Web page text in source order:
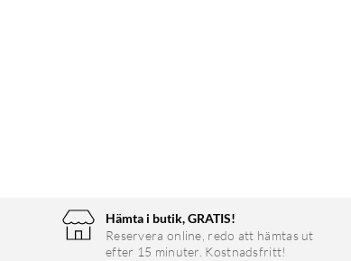
Hämta i butik, GRATIS!
Reservera online, redo att hämtas ut
efter 15 minuter. Kostnadsfritt!